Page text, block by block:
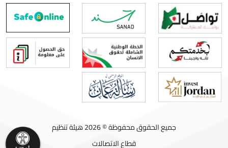
جميع الحقوق محفوظة © 2026 هيئة تنظيم
قطاع الاتصالات